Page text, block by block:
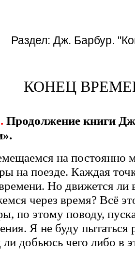
Раздел:Дж. Барбур.
КОНЕЦ
Продолжение книги
на постоянно
на поезде. Каждая
Но движется ли
через время? Всё
по этому поводу,
Я не буду пытаться
ли добьюсь чего либо в